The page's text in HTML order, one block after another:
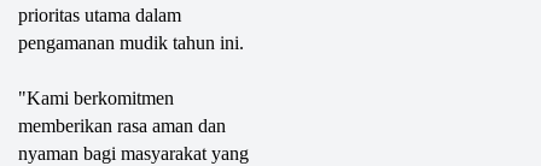
prioritas utama dalam
pengamanan mudik tahun ini.
"Kami berkomitmen
memberikan rasa aman dan
nyaman bagi masyarakat yang